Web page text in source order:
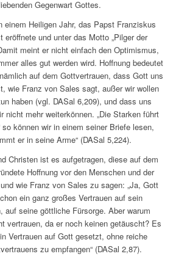
Gegenwart Gottes.
einem Heiligen Jahr, das Papst Franziskus
eröffnete und unter das Motto „Pilger der
meint er nicht einfach den Optimismus,
alles gut werden wird. Hoffnung bedeutet
auf dem Gottvertrauen, dass Gott uns
wie Franz von Sales sagt, außer wir wollen
haben (vgl. DASal 6,209), und dass uns
nicht mehr weiterkönnen. „Die Starken führt
so können wir in einem seiner Briefe lesen,
er in seine Arme“ (DASal 5,224).
Christen ist es aufgetragen, diese auf dem
Hoffnung vor den Menschen und der
wie Franz von Sales zu sagen: „Ja, Gott
ein ganz großes Vertrauen auf sein
auf seine göttliche Fürsorge. Aber warum
vertrauen, da er noch keinen getäuscht? Es
Vertrauen auf Gott gesetzt, ohne reiche
zu empfangen“ (DASal 2,87).